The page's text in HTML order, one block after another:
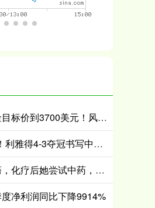
怀远策略 华尔街上调黄金目标价到3700美元！风险没这么快消停
股牛配 AG官宣钟意封王！利雅得4-3夺冠书写中国电竞新历史_比赛_世界杯_官方
垒富优配 晚期小细胞肺癌，化疗后她尝试中药，已稳定二十五年！
净利润同比下降9914%